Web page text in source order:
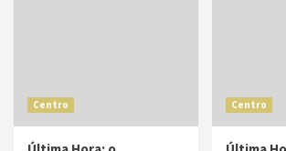
Centro Centro